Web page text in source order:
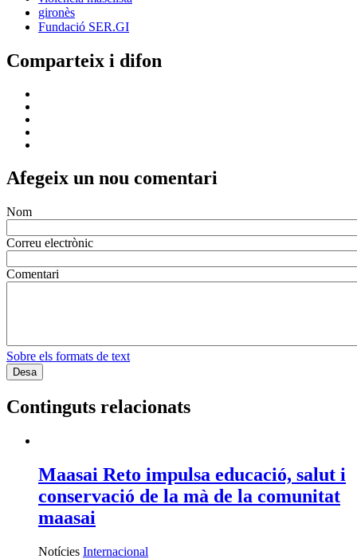
gironès
Fundació SER.GI
Comparteix i difon
Afegeix un nou comentari
Nom
Correu electrònic
Comentari
Sobre els formats de text
Continguts relacionats
Maasai Reto impulsa educació, salut i
conservació de la mà de la comunitat
maasai
Notícies Internacional